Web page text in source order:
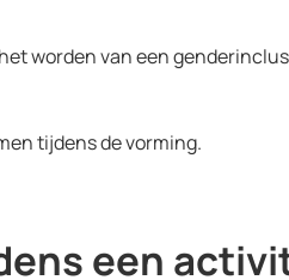
worden van een
tijdens de vorming.
een